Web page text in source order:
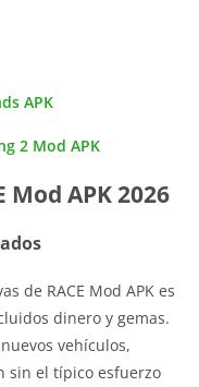
APK
2 Mod APK
Mod APK 2026
de RACE Mod APK es
dinero y gemas.
vehículos,
sin el típico esfuerzo